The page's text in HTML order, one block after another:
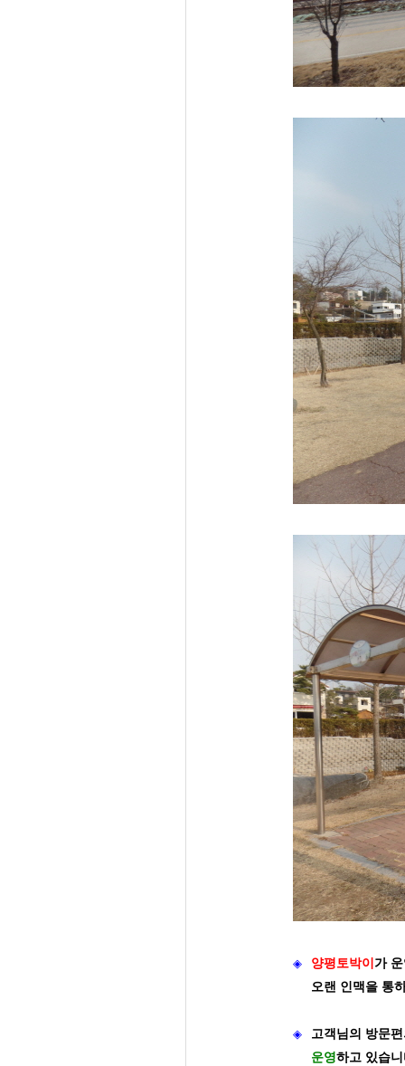
◈ 양평토박이 가
오랜 인맥을 통
◈
고객님의 방문
운영하고 있습